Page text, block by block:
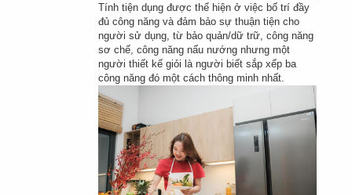
Tính tiện dụng được thể hiện ở việc bố trí đầy
đủ công năng và đảm bảo sự thuận tiện cho
người sử dụng, từ bảo quản/dữ trữ, công năng
sơ chế, công năng nấu nướng nhưng một
người thiết kế giỏi là người biết sắp xếp ba
công năng đó một cách thông minh nhất.